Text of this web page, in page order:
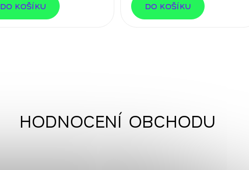
DO KOŠÍKU DO KOŠÍKU
HODNOCENÍ OBCHODU